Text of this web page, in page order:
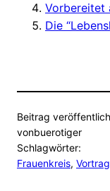
Vorbereitet
Die
Beitrag
vonbuerotiger
Schlagwörter:
Frauenkreis, Vortrag